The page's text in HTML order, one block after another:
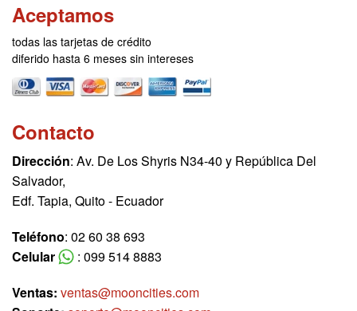
Aceptamos
todas las tarjetas de crédito
diferido hasta 6 meses sin intereses
Contacto
Dirección: Av. De Los Shyris N34-40 y República Del
Salvador,
Edf. Tapia, Quito - Ecuador
Teléfono: 02 60 38 693
Celular
: 099 514 8883
Ventas: ventas@mooncities.com